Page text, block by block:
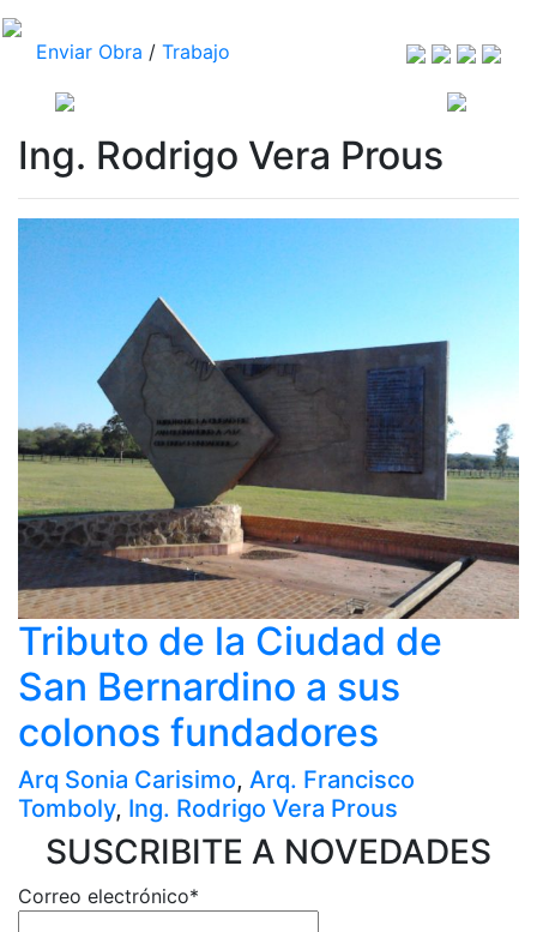
Enviar Obra / Trabajo
Ing. Rodrigo Vera Prous
Tributo de la Ciudad de
San Bernardino a sus
colonos fundadores
Arq Sonia Carisimo, Arq. Francisco
Tomboly, Ing. Rodrigo Vera Prous
SUSCRIBITE A NOVEDADES
Correo electrónico*